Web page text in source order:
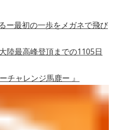
ー最初の一歩をメガネで飛び
陸最高峰登頂までの1105日
チャレンジ馬鹿ー 』